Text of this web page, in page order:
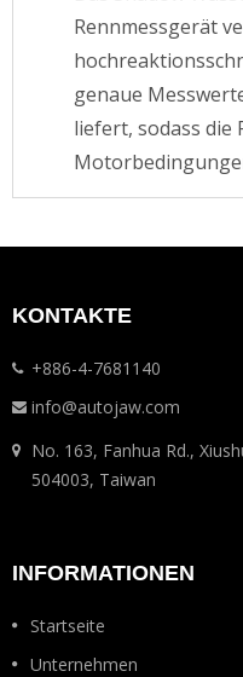
Rennmessgerät
genaue
liefert, sodass die
KONTAKTE
+886-4-7681140
info@autojaw.com
No. 163, Fanhua Rd.,
504003, Taiwan
INFORMATIONEN
Startseite
Unternehmen